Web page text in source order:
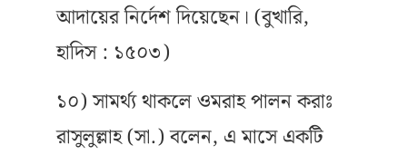
আদায়ের নির্দেশ দিয়েছেন। (বুখারি,
হাদিস : ১৫০৩)
১০) সামর্থ্য থাকলে ওমরাহ পালন করাঃ
রাসুলুল্লাহ (সা.) বলেন, এ মাসে একটি